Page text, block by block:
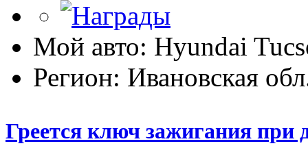
Мой авто: Hyundai
Регион: Ивановская
Греется ключ зажигания при